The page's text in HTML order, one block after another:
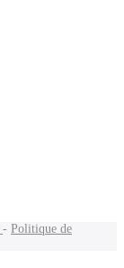
- Politique de